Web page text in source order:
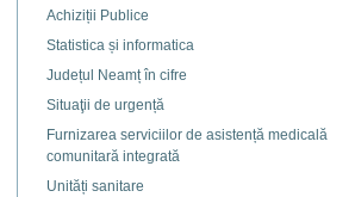
Achiziții Publice
Statistica și informatica
Județul Neamț în cifre
Situaţii de urgență
Furnizarea serviciilor de asistență medicală
comunitară integrată
Unități sanitare